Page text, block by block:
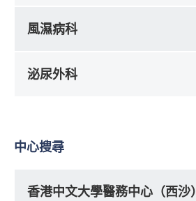
風濕病科
泌尿外科
中心搜尋
香港中文大學醫務中心（西沙）